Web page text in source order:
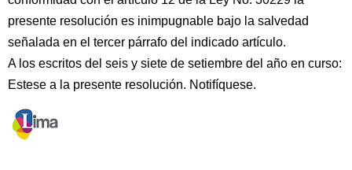
presente resolución es inimpugnable bajo la salvedad
señalada en el tercer párrafo del indicado artículo.
A los escritos del seis y siete de setiembre del año en curso:
Estese a la presente resolución. Notifíquese.